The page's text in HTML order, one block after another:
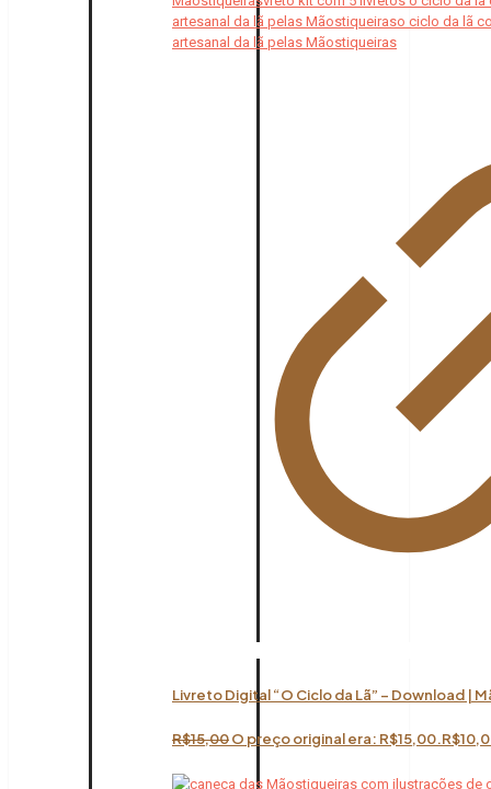
Livreto Digital “O Ciclo da Lã” – Download |
R$15,00O preço original era: R$15,00.R$